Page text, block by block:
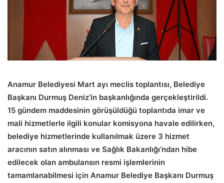
Anamur Belediyesi Mart ayı meclis toplantısı, Belediye
Başkanı Durmuş Deniz’in başkanlığında gerçekleştirildi.
15 gündem maddesinin görüşüldüğü toplantıda imar ve
mali hizmetlerle ilgili konular komisyona havale edilirken,
belediye hizmetlerinde kullanılmak üzere 3 hizmet
aracının satın alınması ve Sağlık Bakanlığı’ndan hibe
edilecek olan ambulansın resmi işlemlerinin
tamamlanabilmesi için Anamur Belediye Başkanı Durmuş